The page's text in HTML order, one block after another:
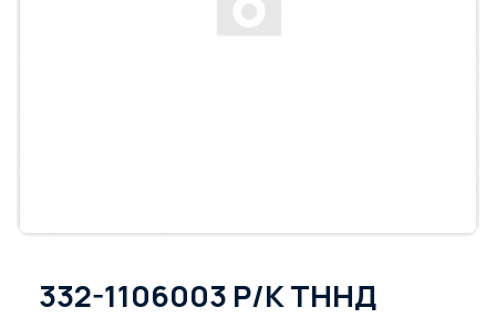
332-1106003 Р/К ТННД